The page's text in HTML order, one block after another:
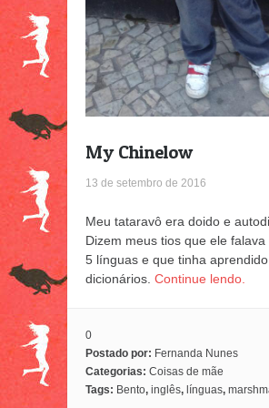
My Chinelow
13 de setembro de 2016
Meu tataravô era doido e
Dizem meus tios que ele falava
5 línguas e que tinha
dicionários. Continue lendo.
0
Postado por: Fernanda Nunes
Categorias: Coisas de mãe
Tags: Bento, inglês, línguas,